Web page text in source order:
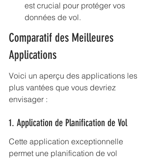
est crucial pour protéger vos
données de vol.
Comparatif des Meilleures
Applications
Voici un aperçu des applications les
plus vantées que vous devriez
envisager :
1. Application de Planification de Vol
Cette application exceptionnelle
permet une planification de vol